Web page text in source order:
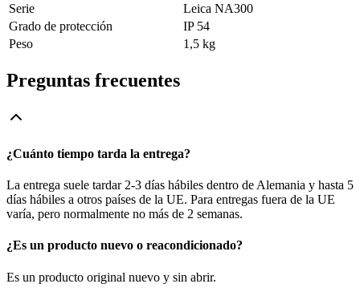
Serie
Leica NA300
Grado de protección
IP 54
Peso
1,5 kg
Preguntas frecuentes
¿Cuánto tiempo tarda la entrega?
La entrega suele tardar 2-3 días hábiles dentro de Alemania y hasta 5
días hábiles a otros países de la UE. Para entregas fuera de la UE
varía, pero normalmente no más de 2 semanas.
¿Es un producto nuevo o reacondicionado?
Es un producto original nuevo y sin abrir.